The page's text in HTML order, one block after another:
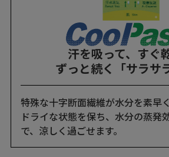
汗を吸って、すぐ
ずっと続く「サラサ
特殊な十字断面繊維が水分を素早
ドライな状態を保ち、水分の蒸発
で、涼しく過ごせます。